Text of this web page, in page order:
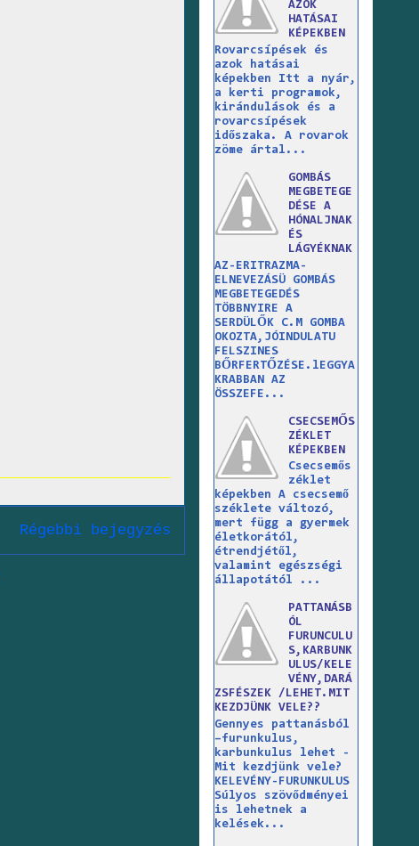
Régebbi bejegyzés
AZOK
HATÁSAI
KÉPEKBEN
Rovarcsípések és
azok hatásai
képekben Itt a nyár,
a kerti programok,
kirándulások és a
rovarcsípések
időszaka. A rovarok
zöme ártal...
GOMBÁS
MEGBETEGE
DÉSE A
HÓNALJNAK
ÉS
LÁGYÉKNAK
AZ-ERITRAZMA-
ELNEVEZÁSÜ GOMBÁS
MEGBETEGEDÉS
TÖBBNYIRE A
SERDÜLŐK C.M GOMBA
OKOZTA,JÓINDULATU
FELSZINES
BŐRFERTŐZÉSE.lEGGYA
KRABBAN AZ
ÖSSZEFE...
CSECSEMŐS
ZÉKLET
KÉPEKBEN
Csecsemős
zéklet
képekben A csecsemő
széklete változó,
mert függ a gyermek
életkorától,
étrendjétől,
valamint egészségi
állapotától ...
PATTANÁSB
ÓL
FURUNCULU
S,KARBUNK
ULUS/KELE
VÉNY,DARÁ
ZSFÉSZEK /LEHET.MIT
KEZDJÜNK VELE??
Gennyes pattanásból
–furunkulus,
karbunkulus lehet -
Mit kezdjünk vele?
KELEVÉNY-FURUNKULUS
Súlyos szövődményei
is lehetnek a
kelések...